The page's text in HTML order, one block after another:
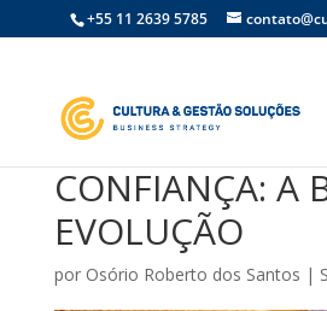
+55 11 2639 5785
CONFIANÇA: A
EVOLUÇÃO
por Osório Roberto dos Santos |